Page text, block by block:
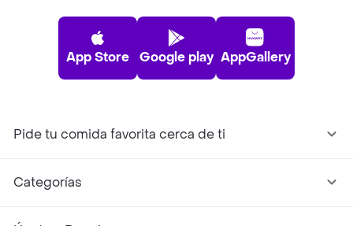
App Store Google play AppGallery
Pide tu comida favorita cerca de ti
Categorías